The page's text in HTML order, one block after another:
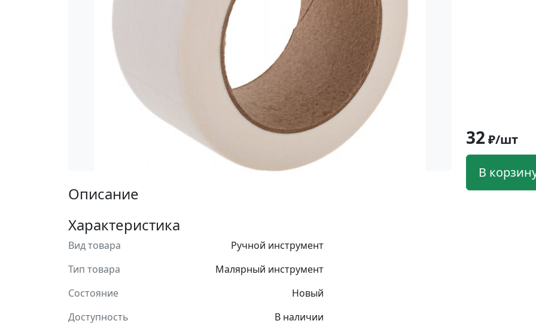
Описание
Характеристика
Вид товара
Ручной инструмент
Тип товара
Малярный инструмент
Состояние
Новый
Доступность
В наличии
32 ₽/шт
В